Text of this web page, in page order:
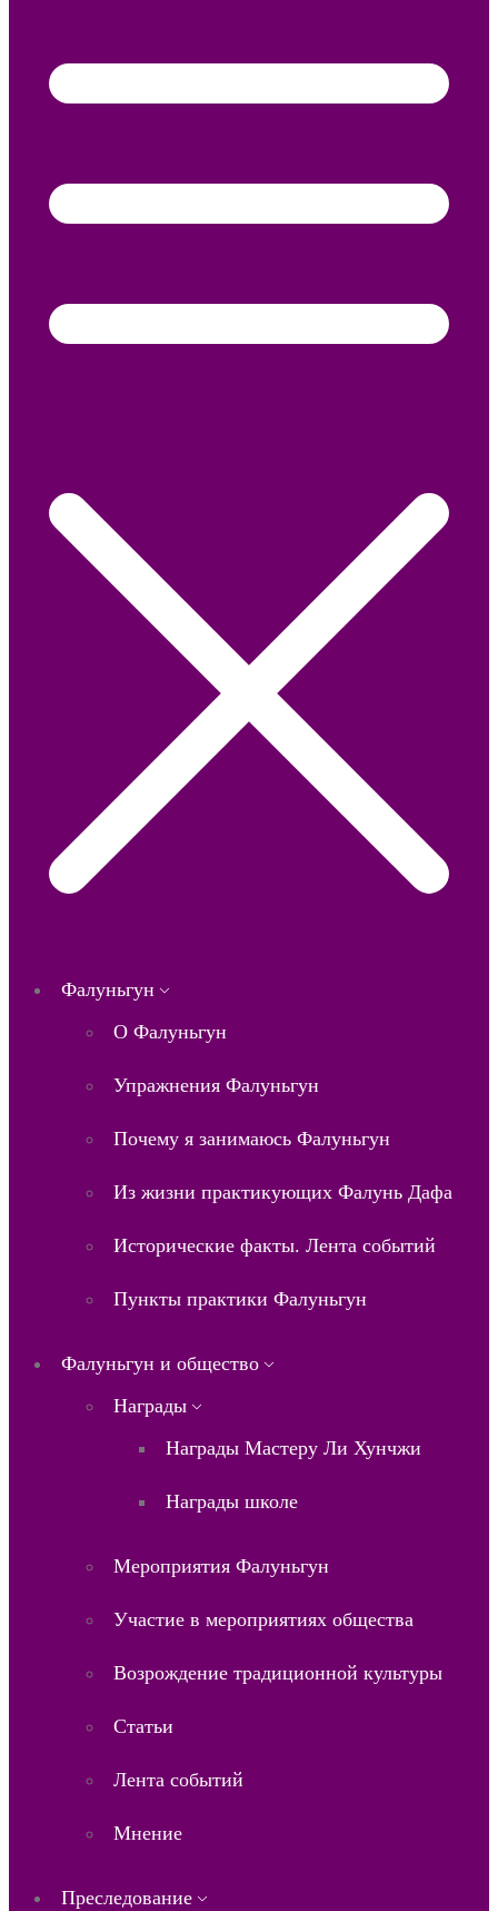
Фалуньгун
О Фалуньгун
Упражнения Фалуньгун
Почему я занимаюсь Фалуньгун
Из жизни практикующих Фалунь Дафа
Исторические факты. Лента событий
Пункты практики Фалуньгун
Фалуньгун и общество
Награды
Награды Мастеру Ли Хунчжи
Награды школе
Мероприятия Фалуньгун
Участие в мероприятиях общества
Возрождение традиционной культуры
Статьи
Лента событий
Мнение
Преследование